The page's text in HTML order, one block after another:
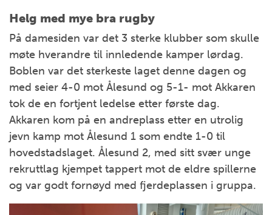
Helg med mye bra rugby
På damesiden var det 3 sterke klubber som skulle
møte hverandre til innledende kamper lørdag.
Boblen var det sterkeste laget denne dagen og
med seier 4-0 mot Ålesund og 5-1- mot Akkaren
tok de en fortjent ledelse etter første dag.
Akkaren kom på en andreplass etter en utrolig
jevn kamp mot Ålesund 1 som endte 1-0 til
hovedstadslaget. Ålesund 2, med sitt svær unge
rekruttlag kjempet tappert mot de eldre spillerne
og var godt fornøyd med fjerdeplassen i gruppa.